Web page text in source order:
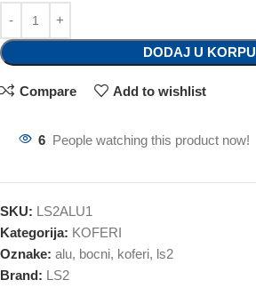
DODAJ U KORPU
Compare Add to wishlist
6 People watching this product now!
SKU: LS2ALU1
Kategorija: KOFERI
Oznake: alu, bocni, koferi, ls2
Brand: LS2